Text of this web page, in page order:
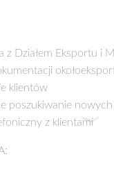
z Działem Eksportu i
klientów
poszukiwanie
z klientami